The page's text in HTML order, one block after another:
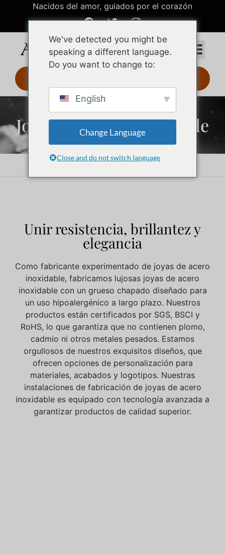
Nacidos del amor, guiados por el corazón
Joyas de acero inoxidable
Inicio Joyas de acero inoxidable
Unir resistencia, brillantez y
elegancia
Como fabricante experimentado de joyas de acero
inoxidable, fabricamos lujosas joyas de acero
inoxidable con un grueso chapado diseñado para
un uso hipoalergénico a largo plazo. Nuestros
productos están certificados por SGS, BSCI y
RoHS, lo que garantiza que no contienen plomo,
cadmio ni otros metales pesados. Estamos
orgullosos de nuestros exquisitos diseños, que
ofrecen opciones de personalización para
materiales, acabados y logotipos. Nuestras
instalaciones de fabricación de joyas de acero
inoxidable es equipado con tecnología avanzada a
garantizar productos de calidad superior.
We've detected you might be
speaking a different language.
Do you want to change to:
English
Change Language
Close and do not switch language